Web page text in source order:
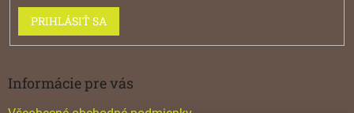
PRIHLÁSIŤ SA
Informácie pre vás